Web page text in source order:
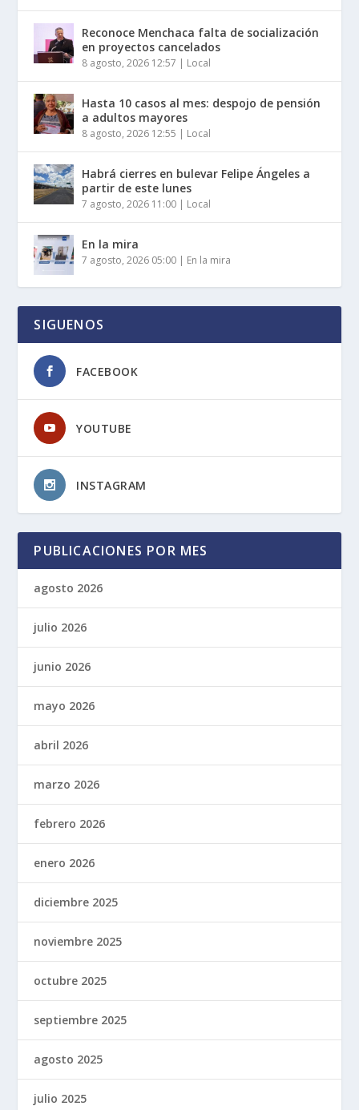
Reconoce Menchaca falta de socialización
en proyectos cancelados
8 agosto, 2026 12:57 | Local
Hasta 10 casos al mes: despojo de pensión
a adultos mayores
8 agosto, 2026 12:55 | Local
Habrá cierres en bulevar Felipe Ángeles a
partir de este lunes
7 agosto, 2026 11:00 | Local
En la mira
7 agosto, 2026 05:00 | En la mira
SIGUENOS
FACEBOOK
YOUTUBE
INSTAGRAM
PUBLICACIONES POR MES
agosto 2026
julio 2026
junio 2026
mayo 2026
abril 2026
marzo 2026
febrero 2026
enero 2026
diciembre 2025
noviembre 2025
octubre 2025
septiembre 2025
agosto 2025
julio 2025